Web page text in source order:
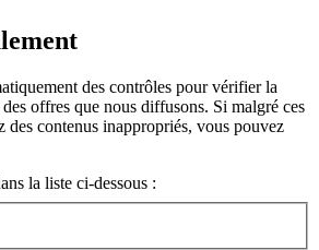
des contrôles pour vérifier la
offres que nous diffusons. Si malgré ces
des contenus inappropriés, vous pouvez
la liste ci-dessous :